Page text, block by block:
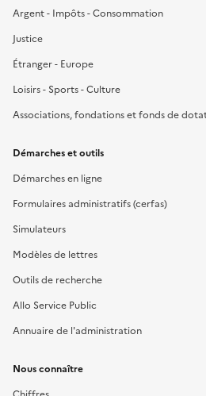
Argent - Impôts - Consommation
Justice
Étranger - Europe
Loisirs - Sports - Culture
Associations, fondations et fonds de
Démarches et outils
Démarches en ligne
Formulaires administratifs (cerfas)
Simulateurs
Modèles de lettres
Outils de recherche
Allo Service Public
Annuaire de l'administration
Nous connaître